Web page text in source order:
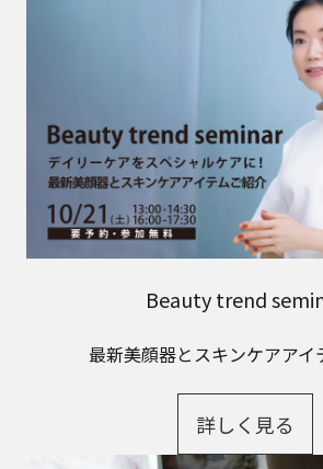
Beauty trend
最新美顔器とスキンケアアイ
詳しく見る